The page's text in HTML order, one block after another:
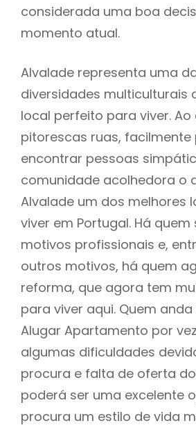
considerada uma boa
momento atual.
Alvalade representa uma
diversidades multiculturais
local perfeito para viver.
pitorescas ruas, facilmente
encontrar pessoas
comunidade acolhedora o
Alvalade um dos melhores
viver em Portugal. Há
motivos profissionais e,
outros motivos, há quem
reforma, que agora tem
para viver aqui. Quem
Alugar Apartamento por
algumas dificuldades
procura e falta de oferta
poderá ser uma excelente
procura um estilo de vida